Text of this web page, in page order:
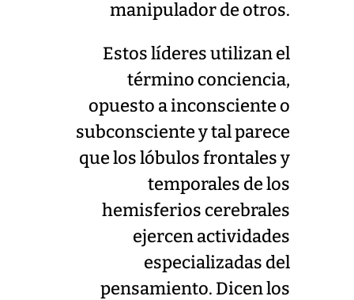
manipulador de otros.
Estos líderes utilizan el
término conciencia,
opuesto a inconsciente o
subconsciente y tal parece
que los lóbulos frontales y
temporales de los
hemisferios cerebrales
ejercen actividades
especializadas del
pensamiento. Dicen los